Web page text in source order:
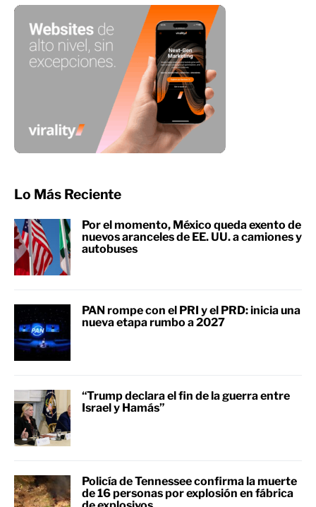
Lo Más Reciente
Por el momento, México queda exento de
nuevos aranceles de EE. UU. a camiones y
autobuses
PAN rompe con el PRI y el PRD: inicia una
nueva etapa rumbo a 2027
“Trump declara el fin de la guerra entre
Israel y Hamás”
Policía de Tennessee confirma la muerte
de 16 personas por explosión en fábrica